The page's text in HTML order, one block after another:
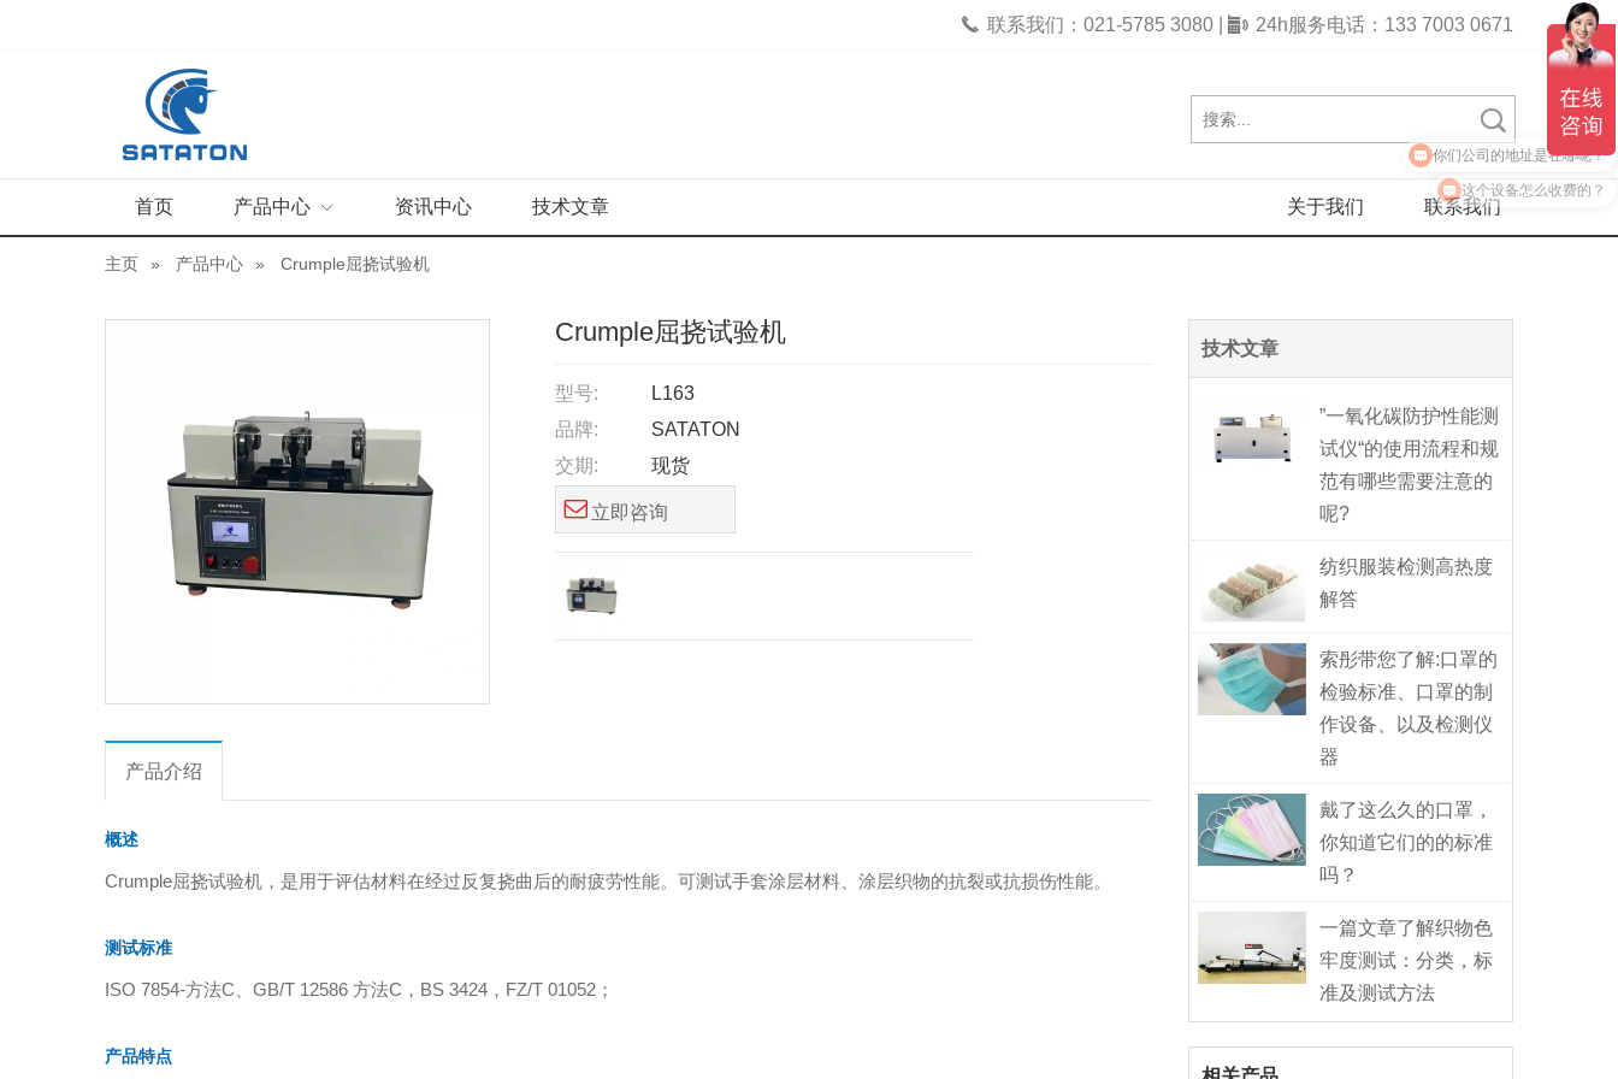
联系我们：021-5785 3080 | 24h服务电话：133 7003 0671
首页 产品中心 资讯中心 技术文章 关于我们 联系我们
主页 产品中心 Crumple屈挠试验机
Crumple屈挠试验机
型号:
L163
品牌:
SATATON
交期:
现货
立即咨询
产品介绍
概述
Crumple屈挠试验机，是用于评估材料在经过反复挠曲后的耐疲劳性能。可测试手套涂层材料、涂层织物的抗裂或抗损伤性能。
测试标准
ISO 7854-方法C、GB/T 12586 方法C，BS 3424，FZ/T 01052；
产品特点
技术文章
”一氧化碳防护性能测
试仪“的使用流程和规
范有哪些需要注意的
呢?
纺织服装检测高热度
解答
索彤带您了解:口罩的
检验标准、口罩的制
作设备、以及检测仪
器
戴了这么久的口罩，
你知道它们的的标准
吗？
一篇文章了解织物色
牢度测试：分类，标
准及测试方法
这个设备怎么收费的？
你们公司的地址是在哪呢？